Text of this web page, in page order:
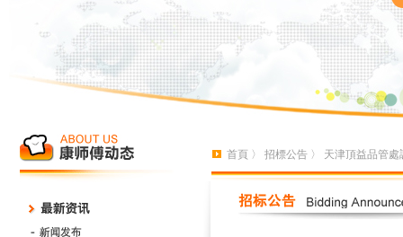
首頁 〉 招標公告 〉 天津頂益品管